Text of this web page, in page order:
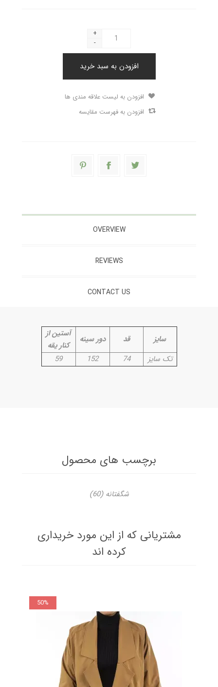
+
-
افزودن به سبد خرید
افزودن به لیست علاقه مندی ها
افزودن به فهرست مقایسه
OVERVIEW
REVIEWS
CONTACT US
سایز قد دور سینه
آستین از
کنار یقه
تک سایز
74
152
59
برچسب های محصول
شگفتانه (60)
مشتریانی که از این مورد خریداری
کرده اند
50%